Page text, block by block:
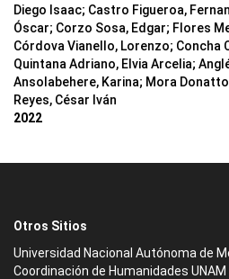
Diego Isaac; Castro Figueroa,
Óscar; Corzo Sosa, Edgar; Flores
Córdova Vianello, Lorenzo; Concha
Quintana Adriano, Elvia Arcelia;
Ansolabehere, Karina; Mora
Reyes, César Iván
2022
Otros Sitios
Universidad Nacional Autónoma de
Coordinación de Humanidades UNAM